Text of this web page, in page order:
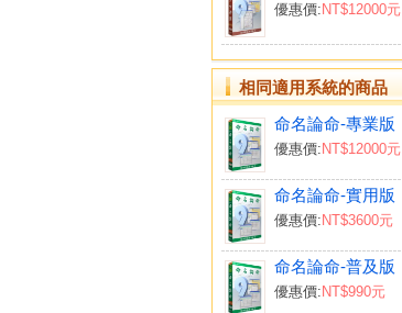
優惠價: NT$12000元
相同適用系統的商品
命名論命-專業版
優惠價: NT$12000元
命名論命-實用版
優惠價: NT$3600元
命名論命-普及版
優惠價: NT$990元